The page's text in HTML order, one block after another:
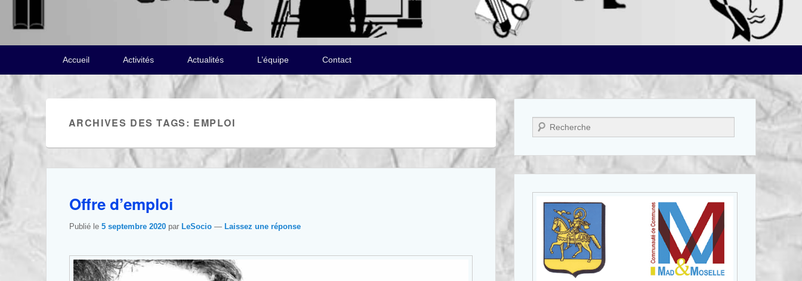
Accueil Activités Actualités L’équipe Contact
ARCHIVES DES TAGS: EMPLOI
Offre d’emploi
Publié le 5 septembre 2020 par LeSocio — Laissez une réponse
Recherche